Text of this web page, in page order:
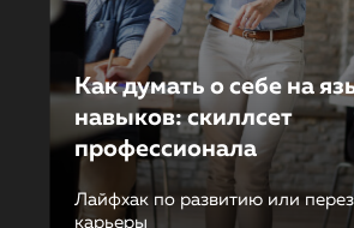
Как думать о себе на
навыков: скиллсет
профессионала
Лайфхак по развитию или
карьеры